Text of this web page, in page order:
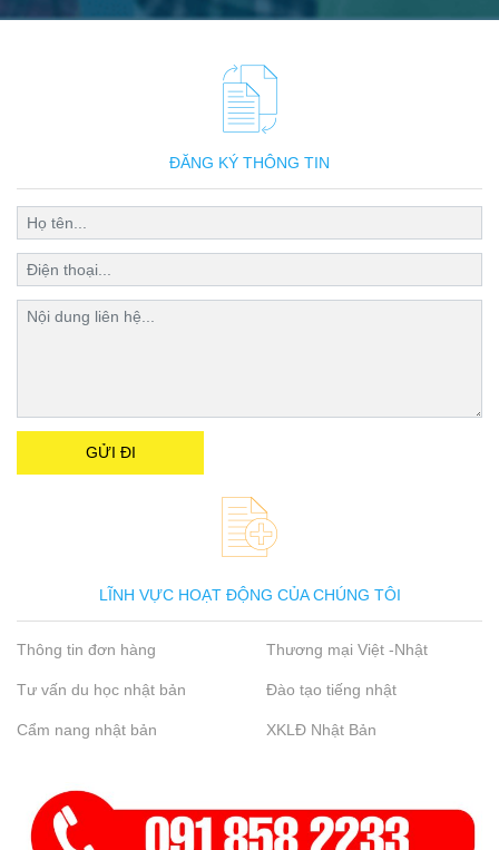
ĐĂNG KÝ THÔNG TIN
LĨNH VỰC HOẠT ĐỘNG CỦA CHÚNG TÔI
Thông tin đơn hàng Thương mại Việt -Nhật
Tư vấn du học nhật bản Đào tạo tiếng nhật
Cẩm nang nhật bản XKLĐ Nhật Bản